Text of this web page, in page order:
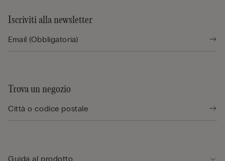
Iscriviti alla newsletter
Trova un negozio
Guida al prodotto